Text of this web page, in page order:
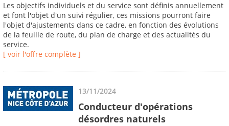
Les objectifs individuels et du service sont définis annuellement
et font l'objet d'un suivi régulier, ces missions pourront faire
l'objet d'ajustements dans ce cadre, en fonction des évolutions
de la feuille de route, du plan de charge et des actualités du
service.
[ voir l'offre complète ]
13/11/2024
Conducteur d'opérations
désordres naturels